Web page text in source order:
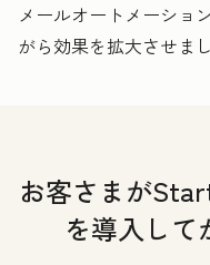
メールオートメーショ
がら効果を拡大させま
お客さまが
を導入して